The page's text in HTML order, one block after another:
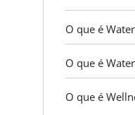
O que é
O que é
O que é